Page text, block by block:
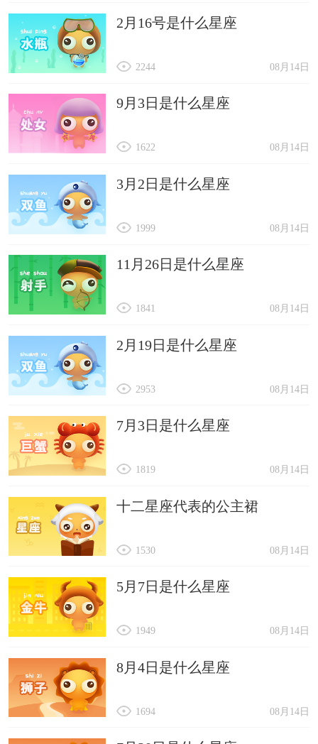
2月16号是什么星座
08月14日
2244
9月3日是什么星座
08月14日
1622
3月2日是什么星座
08月14日
1999
11月26日是什么星座
08月14日
1841
2月19日是什么星座
08月14日
2953
7月3日是什么星座
08月14日
1819
十二星座代表的公主裙
08月14日
1530
5月7日是什么星座
08月14日
1949
8月4日是什么星座
08月14日
1694